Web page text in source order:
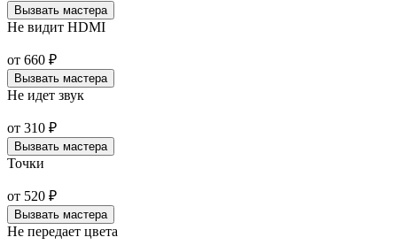
Вызвать мастера
Не видит HDMI
от 660 ₽
Вызвать мастера
Не идет звук
от 310 ₽
Вызвать мастера
Точки
от 520 ₽
Вызвать мастера
Не передает цвета